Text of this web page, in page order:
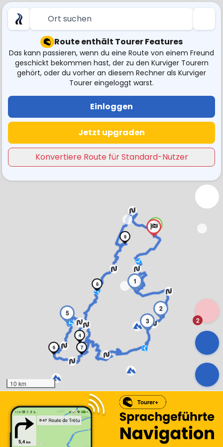
Ort suchen
Route enthält Tourer Features
Das kann passieren, wenn du eine Route von einem Freund
geschickt bekommen hast, der zu den Kurviger Tourern
gehört, oder du vorher an diesem Rechner als Kurviger
Tourer eingeloggt warst.
Einloggen
Jetzt upgraden
Konvertiere Route für Standard-Nutzer
1
2
3
4
5
6 7
8
9
10 km
2